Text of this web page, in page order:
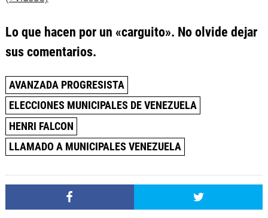
Lo que hacen por un «carguito». No olvide dejar
sus comentarios.
AVANZADA PROGRESISTA
ELECCIONES MUNICIPALES DE VENEZUELA
HENRI FALCON
LLAMADO A MUNICIPALES VENEZUELA